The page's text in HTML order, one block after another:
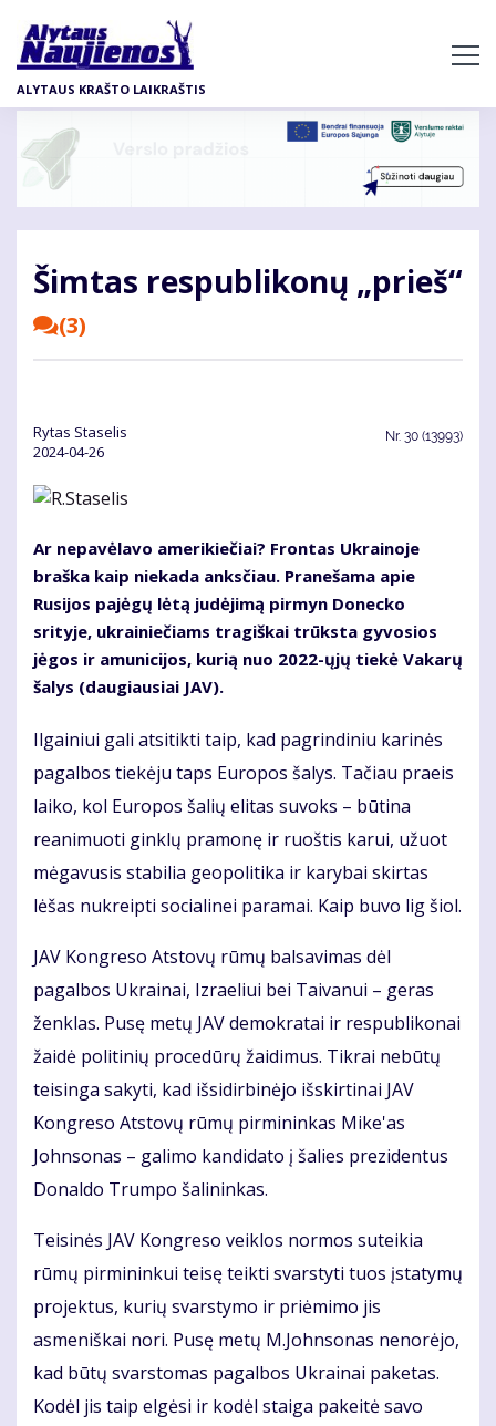
pagrindinį
turinį
ALYTAUS KRAŠTO LAIKRAŠTIS
Šimtas respublikonų „prieš“
(3)
Rytas Staselis
2024-04-26
Nr. 30 (13993)
Ar nepavėlavo amerikiečiai? Frontas Ukrainoje
braška kaip niekada anksčiau. Pranešama apie
Rusijos pajėgų lėtą judėjimą pirmyn Donecko
srityje, ukrainiečiams tragiškai trūksta gyvosios
jėgos ir amunicijos, kurią nuo 2022-ųjų tiekė Vakarų
šalys (daugiausiai JAV).
Ilgainiui gali atsitikti taip, kad pagrindiniu karinės
pagalbos tiekėju taps Europos šalys. Tačiau praeis
laiko, kol Europos šalių elitas suvoks – būtina
reanimuoti ginklų pramonę ir ruoštis karui, užuot
mėgavusis stabilia geopolitika ir karybai skirtas
lėšas nukreipti socialinei paramai. Kaip buvo lig šiol.
JAV Kongreso Atstovų rūmų balsavimas dėl
pagalbos Ukrainai, Izraeliui bei Taivanui – geras
ženklas. Pusę metų JAV demokratai ir respublikonai
žaidė politinių procedūrų žaidimus. Tikrai nebūtų
teisinga sakyti, kad išsidirbinėjo išskirtinai JAV
Kongreso Atstovų rūmų pirmininkas Mike'as
Johnsonas – galimo kandidato į šalies prezidentus
Donaldo Trumpo šalininkas.
Teisinės JAV Kongreso veiklos normos suteikia
rūmų pirmininkui teisę teikti svarstyti tuos įstatymų
projektus, kurių svarstymo ir priėmimo jis
asmeniškai nori. Pusę metų M.Johnsonas nenorėjo,
kad būtų svarstomas pagalbos Ukrainai paketas.
Kodėl jis taip elgėsi ir kodėl staiga pakeitė savo